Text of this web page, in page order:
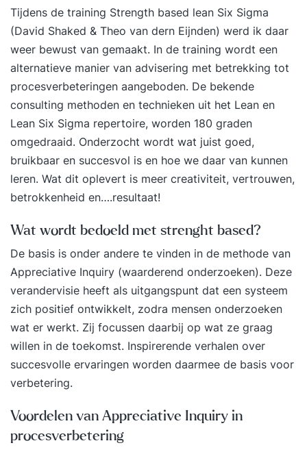
Tijdens de training Strength based lean Six Sigma
(David Shaked & Theo van dern Eijnden) werd ik daar
weer bewust van gemaakt. In de training wordt een
alternatieve manier van advisering met betrekking tot
procesverbeteringen aangeboden. De bekende
consulting methoden en technieken uit het Lean en
Lean Six Sigma repertoire, worden 180 graden
omgedraaid. Onderzocht wordt wat juist goed,
bruikbaar en succesvol is en hoe we daar van kunnen
leren. Wat dit oplevert is meer creativiteit, vertrouwen,
betrokkenheid en….resultaat!
Wat wordt bedoeld met strenght based?
De basis is onder andere te vinden in de methode van
Appreciative Inquiry (waarderend onderzoeken). Deze
verandervisie heeft als uitgangspunt dat een systeem
zich positief ontwikkelt, zodra mensen onderzoeken
wat er werkt. Zij focussen daarbij op wat ze graag
willen in de toekomst. Inspirerende verhalen over
succesvolle ervaringen worden daarmee de basis voor
verbetering.
Voordelen van Appreciative Inquiry in
procesverbetering